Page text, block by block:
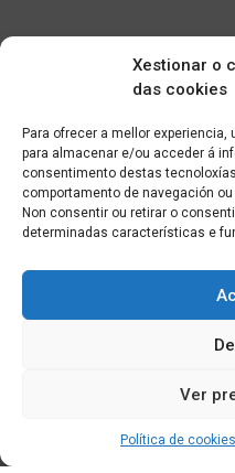
Xestionar o
das cookies
Para ofrecer a mellor
para almacenar e/ou acceder á
consentimento destas
comportamento de navegación
Non consentir ou retirar o
determinadas características e
Ver
Política de cookies